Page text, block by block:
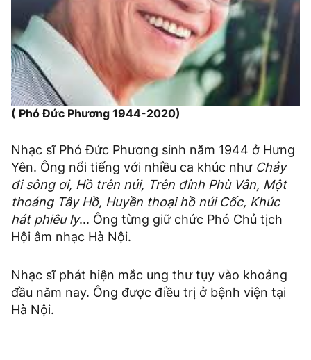
( Phó Đức Phương 1944-2020)
Nhạc sĩ Phó Đức Phương sinh năm 1944 ở Hưng
Yên. Ông nổi tiếng với nhiều ca khúc như Chảy
đi sông ơi, Hồ trên núi, Trên đỉnh Phù Vân, Một
thoáng Tây Hồ, Huyền thoại hồ núi Cốc, Khúc
hát phiêu ly... Ông từng giữ chức Phó Chủ tịch
Hội âm nhạc Hà Nội.
Nhạc sĩ phát hiện mắc ung thư tụy vào khoảng
đầu năm nay. Ông được điều trị ở bệnh viện tại
Hà Nội.